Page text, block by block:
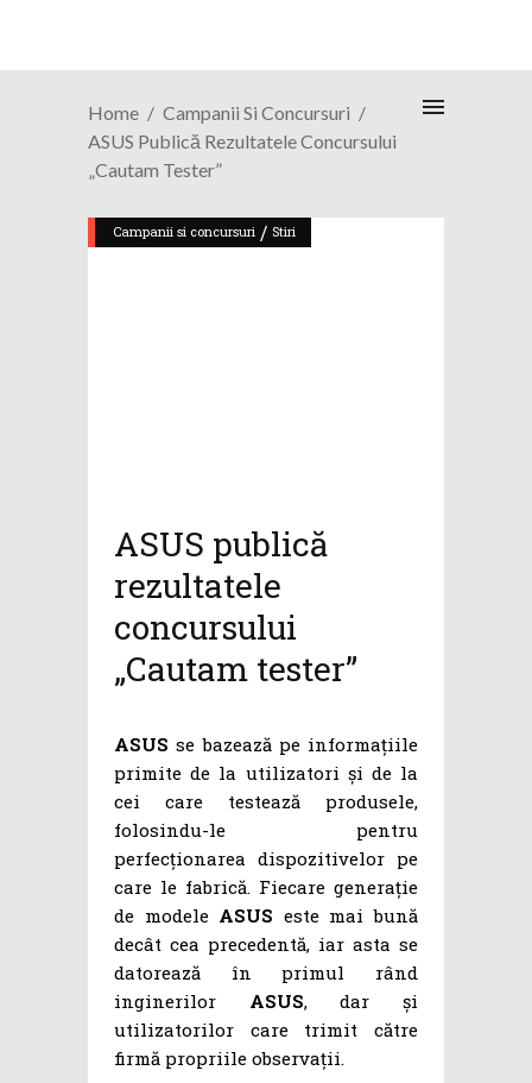
Home
Campanii Si Concursuri
ASUS Publică Rezultatele Concursului
„Cautam Tester”
Campanii si concursuri / Stiri
ASUS publică
rezultatele
concursului
„Cautam tester”
ASUS se bazează pe informațiile
primite de la utilizatori și de la
cei care testează produsele,
folosindu-le pentru
perfecționarea dispozitivelor pe
care le fabrică. Fiecare generație
de modele ASUS este mai bună
decât cea precedentă, iar asta se
datorează în primul rând
inginerilor ASUS, dar și
utilizatorilor care trimit către
firmă propriile observații.